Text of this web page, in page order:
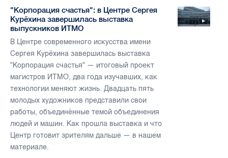
"Корпорация счастья": в Центре Сергея
Курёхина завершилась выставка
выпускников ИТМО
В Центре современного искусства имени
Сергея Курёхина завершилась выставка
"Корпорация счастья" — итоговый проект
магистров ИТМО, два года изучавших, как
технологии меняют жизнь. Двадцать пять
молодых художников представили свои
работы, объединённые темой объединения
людей и машин. Как прошла выставка и что
Центр готовит зрителям дальше — в нашем
материале.